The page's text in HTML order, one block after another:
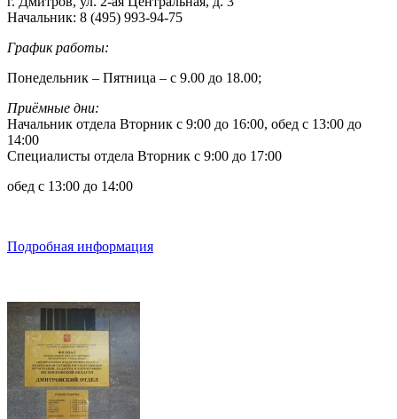
Начальник: 8 (495) 993-94-75
График работы:
Понедельник – Пятница – с 9.00 до 18.00;
Приёмные дни:
Начальник отдела Вторник с 9:00 до 16:00, обед с 13:00 до
14:00
Специалисты отдела Вторник с 9:00 до 17:00
обед с 13:00 до 14:00
Подробная информация